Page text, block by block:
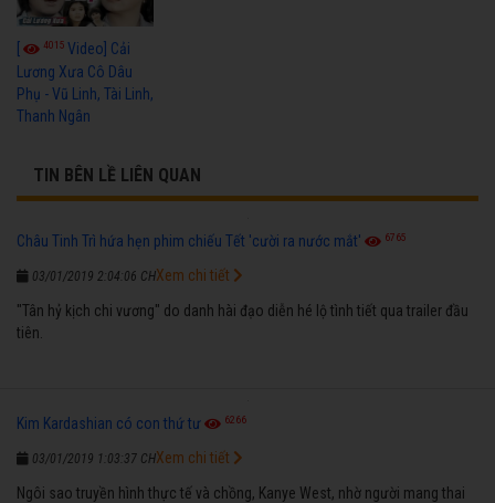
[ 4015 Video] Cải
Lương Xưa Cô Dâu
Phụ - Vũ Linh, Tài Linh,
Thanh Ngân
TIN BÊN LỀ LIÊN QUAN
Châu Tinh Trì hứa hẹn phim chiếu Tết 'cười ra nước mắt' 6765
03/01/2019 2:04:06 CH
"Tân hỷ kịch chi vương" do danh hài đạo diễn hé lộ tình tiết qua trailer đầu
tiên.
Xem chi tiết
Kim Kardashian có con thứ tư 6266
03/01/2019 1:03:37 CH
Ngôi sao truyền hình thực tế và chồng, Kanye West, nhờ người mang thai
Xem chi tiết